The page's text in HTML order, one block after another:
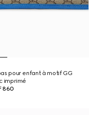
pour enfant à motif GG
imprimé
860